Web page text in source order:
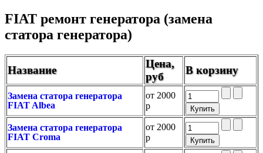
FIAT ремонт генератора (замена
статора генератора)
Название
Цена,
руб
В корзину
Замена статора генератора
FIAT Albea
от 2000
р
Замена статора генератора
FIAT Croma
от 2000
р